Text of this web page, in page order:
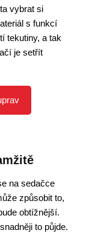
vybrat si
s funkcí
tekutiny, a tak
je setřít
na sedačce
způsobit to,
obtížnější.
to půjde.